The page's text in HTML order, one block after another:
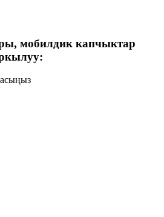
мобилдик капчыктар